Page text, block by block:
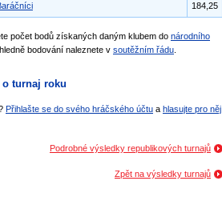
184,25
počet bodů získaných daným klubem do národního
bodování naleznete v soutěžním řádu
o turnaj roku
Přihlašte se do svého hráčského účtu a hlasujte pro něj
Podrobné výsledky republikových turnajů
Zpět na výsledky turnajů